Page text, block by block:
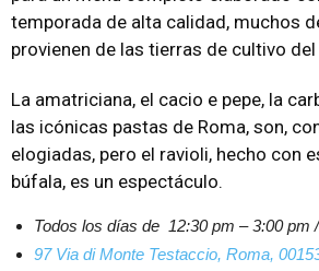
temporada de alta calidad, muchos
provienen de las tierras de cultivo
La amatriciana, el cacio e pepe, la
las icónicas pastas de Roma, son,
elogiadas, pero el ravioli, hecho con
búfala, es un espectáculo.
Todos los días de 12:30 pm – 3:00 pm
97 Via di Monte Testaccio, Roma,